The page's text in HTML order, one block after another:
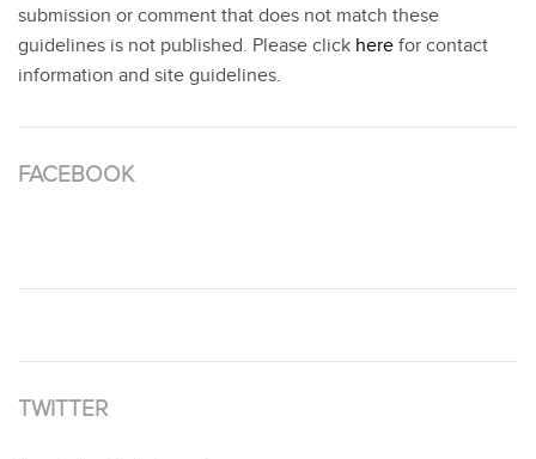
submission or comment that does not match these
guidelines is not published. Please click here for contact
information and site guidelines.
FACEBOOK
TWITTER